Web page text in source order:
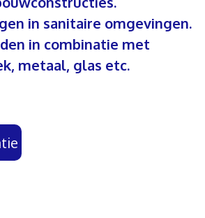
in sanitaire omgevingen.
in combinatie met
metaal, glas etc.